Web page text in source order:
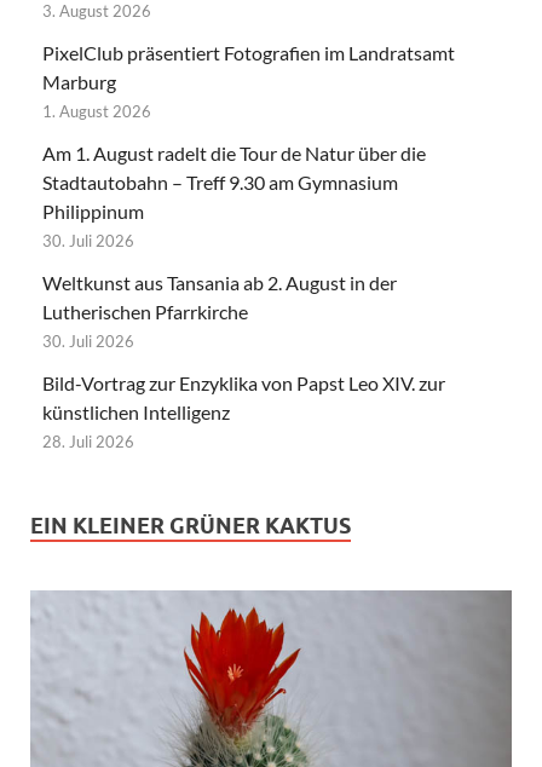
3. August 2026
PixelClub präsentiert Fotografien im Landratsamt
Marburg
1. August 2026
Am 1. August radelt die Tour de Natur über die
Stadtautobahn – Treff 9.30 am Gymnasium
Philippinum
30. Juli 2026
Weltkunst aus Tansania ab 2. August in der
Lutherischen Pfarrkirche
30. Juli 2026
Bild-Vortrag zur Enzyklika von Papst Leo XIV. zur
künstlichen Intelligenz
28. Juli 2026
EIN KLEINER GRÜNER KAKTUS